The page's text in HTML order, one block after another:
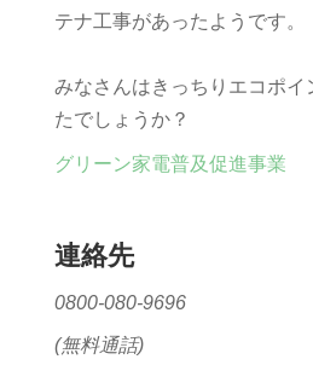
テナ工事があったようです。
みなさんはきっちりエコポイ
たでしょうか？
グリーン家電普及促進事業
連絡先
0800-080-9696
(無料通話)